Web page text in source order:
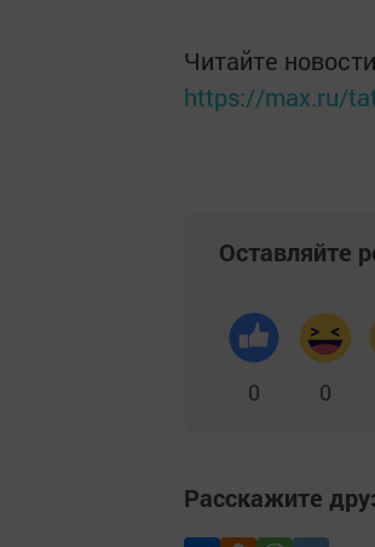
Читайте
https://max.ru/
Оставляйте
0 0
Расскажите